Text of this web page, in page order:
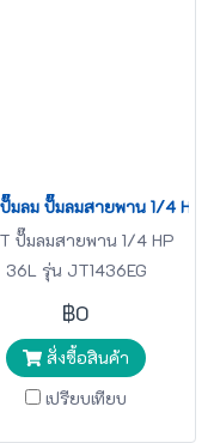
JT1262 (ไม่มีมอเตอร์)
มลม ปั๊มลมสายพาน 1/4 HP
ปั๊มลมสายพาน 1/4 HP
36L รุ่น JT1436EG
฿0
สั่งซื้อสินค้า
เปรียบเทียบ